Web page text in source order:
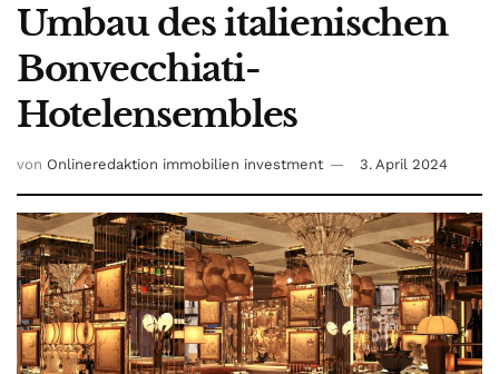
Umbau des italienischen
Bonvecchiati-
Hotelensembles
von Onlineredaktion immobilien investment 3. April 2024